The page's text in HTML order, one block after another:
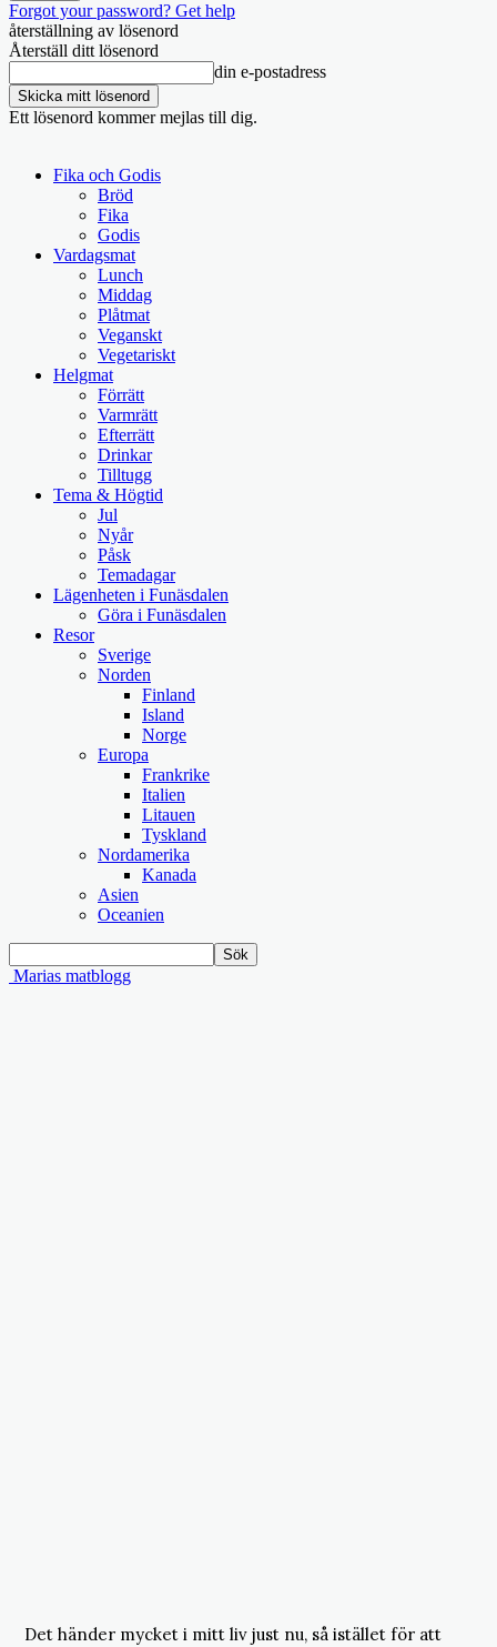
Forgot your password? Get help
återställning av lösenord
Återställ ditt lösenord
din e-postadress
Ett lösenord kommer mejlas till dig.
Fika och Godis
Bröd
Fika
Godis
Vardagsmat
Lunch
Middag
Plåtmat
Veganskt
Vegetariskt
Helgmat
Förrätt
Varmrätt
Efterrätt
Drinkar
Tilltugg
Tema & Högtid
Jul
Nyår
Påsk
Temadagar
Lägenheten i Funäsdalen
Göra i Funäsdalen
Resor
Sverige
Norden
Finland
Island
Norge
Europa
Frankrike
Italien
Litauen
Tyskland
Nordamerika
Kanada
Asien
Oceanien
Marias matblogg
Det händer mycket i mitt liv just nu, så istället för att